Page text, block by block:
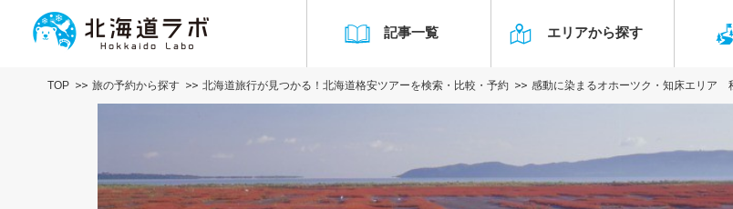
記事一覧 エリアから探す
TOP 旅の予約から探す 北海道旅行が見つかる！北海道格安ツアーを検索・比較・予約 感動に染まるオホーツク・知床エリア